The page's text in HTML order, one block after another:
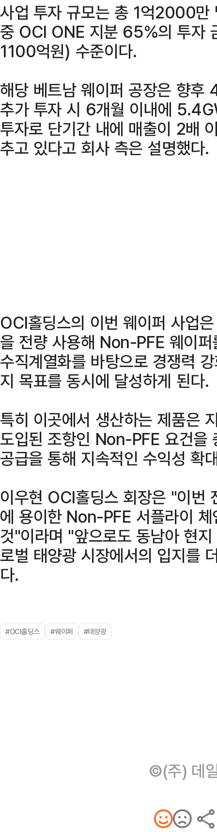
사업 투자 규모는 총 1억2000
중 OCI ONE 지분 65%의 투자
1100억원) 수준이다.
해당 베트남 웨이퍼 공장은 향
추가 투자 시 6개월 이내에
투자로 단기간 내에 매출이 2배
추고 있다고 회사 측은 설명했다.
OCI홀딩스의 이번 웨이퍼 사업
을 전량 사용해 Non-PFE 웨이
수직계열화를 바탕으로 경쟁력
지 목표를 동시에 달성하게 된다.
특히 이곳에서 생산하는 제품은
도입된 조항인 Non-PFE 요건을
공급을 통해 지속적인 수익성 확
이우현 OCI홀딩스 회장은 "이번
에 용이한 Non-PFE 서플라이
것"이라며 "앞으로도 동남아 현
로벌 태양광 시장에서의 입지를
다.
#OCI홀딩스 #웨이퍼 #태양광
©(주) 데